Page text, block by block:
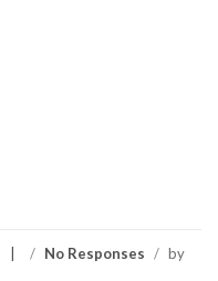
/ No Responses / by